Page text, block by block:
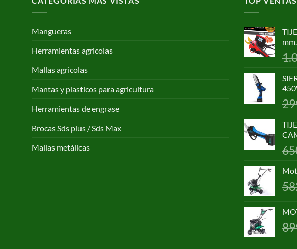
Mangueras
Herramientas agricolas
Mallas agricolas
Mantas y plasticos para agricultura
Herramientas de engrase
Brocas Sds plus / Sds Max
Mallas metálicas